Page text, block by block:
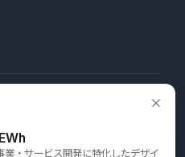
業・サービス開発に特化したデザイ